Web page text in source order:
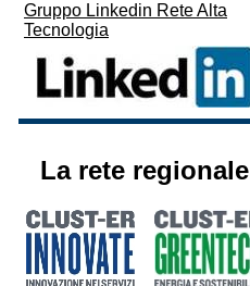
Gruppo Linkedin Rete Alta
Tecnologia
La rete regionale